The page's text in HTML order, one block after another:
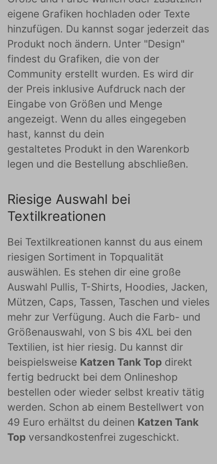
eigene Grafiken hochladen oder Texte
hinzufügen. Du kannst sogar jederzeit das
Produkt noch ändern. Unter "Design"
findest du Grafiken, die von der
Community erstellt wurden. Es wird dir
der Preis inklusive Aufdruck nach der
Eingabe von Größen und Menge
angezeigt. Wenn du alles eingegeben
hast, kannst du dein
gestaltetes Produkt in den Warenkorb
legen und die Bestellung abschließen.
Riesige Auswahl bei
Textilkreationen
Bei Textilkreationen kannst du aus einem
riesigen Sortiment in Topqualität
auswählen. Es stehen dir eine große
Auswahl Pullis, T-Shirts, Hoodies, Jacken,
Mützen, Caps, Tassen, Taschen und vieles
mehr zur Verfügung. Auch die Farb- und
Größenauswahl, von S bis 4XL bei den
Textilien, ist hier riesig. Du kannst dir
beispielsweise Katzen Tank Top direkt
fertig bedruckt bei dem Onlineshop
bestellen oder wieder selbst kreativ tätig
werden. Schon ab einem Bestellwert von
49 Euro erhältst du deinen Katzen Tank
Top versandkostenfrei zugeschickt.